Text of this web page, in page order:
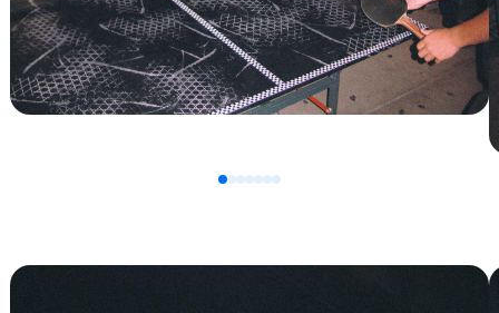
0123456